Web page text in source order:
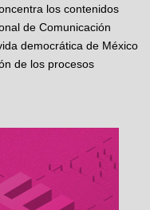
los contenidos
de Comunicación
democrática de México
de los procesos